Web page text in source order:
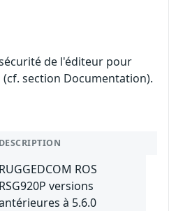
de l'éditeur pour
section Documentation).
DESCRIPTION
RUGGEDCOM ROS
RSG920P versions
à 5.6.0